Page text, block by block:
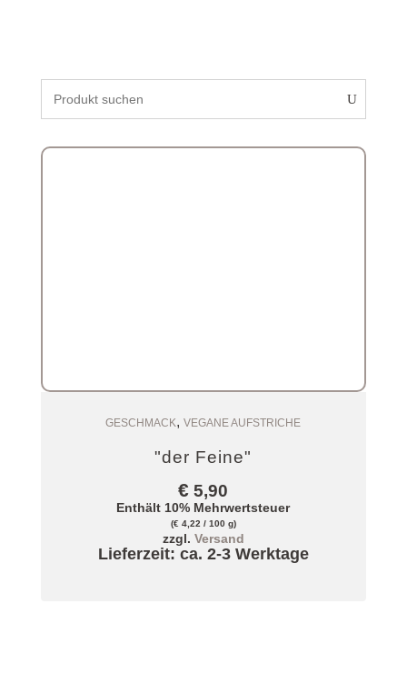
Zum Warenkorb
GESCHMACK,VEGANE AUFSTRICHE
"der Feine"
€ 5,90
Enthält 10% Mehrwertsteuer
(€ 4,22/ 100 g)
zzgl. Versand
Lieferzeit: ca. 2-3 Werktage